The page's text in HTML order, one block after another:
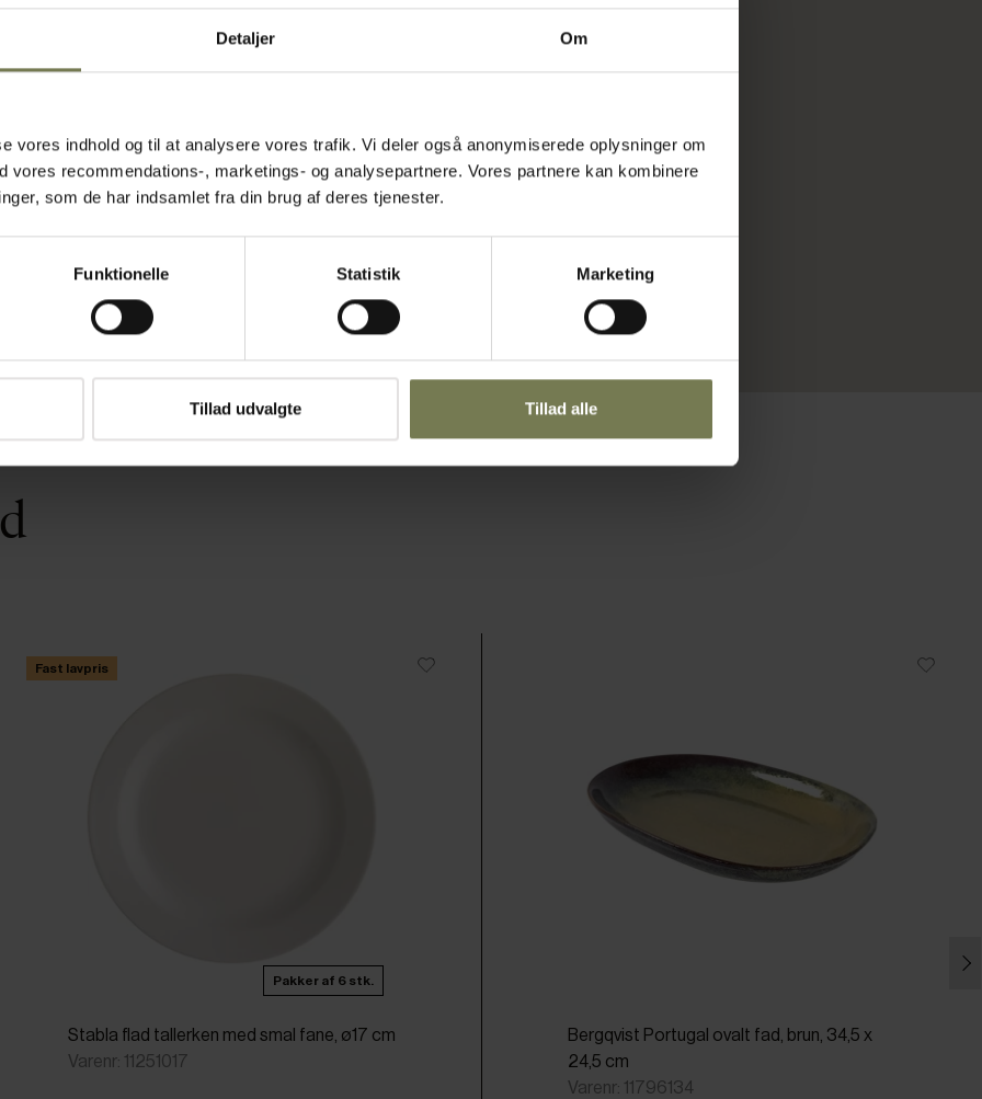
Detaljer Om
vores indhold og til at analysere vores trafik. Vi deler også anonymiserede oplysninger om
vores recommendations-, marketings- og analysepartnere. Vores partnere kan kombinere
som de har indsamlet fra din brug af deres tjenester.
Funktionelle Statistik Marketing
Tillad udvalgte Tillad alle
stilles i
gør det
eller
sikrer, at
let at
du et
og som
Fast lavpris
Pakker af 6 stk.
Stabla flad tallerken med smal fane, ø17 cm
Varenr: 11251017
Bergqvist Portugal ovalt fad, brun, 34,5 x
24,5 cm
Varenr: 11796134